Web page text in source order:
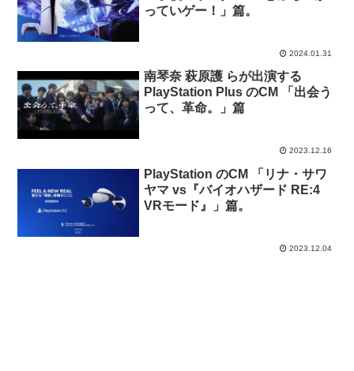
っていゲー！」篇。
2024.01.31
南琴奈 萩原護 らが出演する
PlayStation Plus のCM 「出会う
って、革命。」篇
2023.12.16
PlayStation のCM 「リナ・サワ
ヤマ vs『バイオハザード RE:4
VRモード』」篇。
2023.12.04